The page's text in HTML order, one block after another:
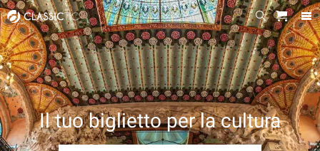
Il tuo biglietto per la cultura